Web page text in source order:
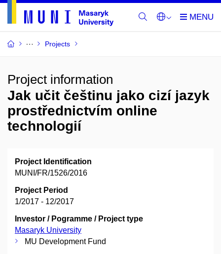
Projects
Project information
Jak učit češtinu jako cizí jazyk
prostřednictvím online
technologií
Project Identification
MUNI/FR/1526/2016
Project Period
1/2017 - 12/2017
Investor / Pogramme / Project type
Masaryk University
MU Development Fund